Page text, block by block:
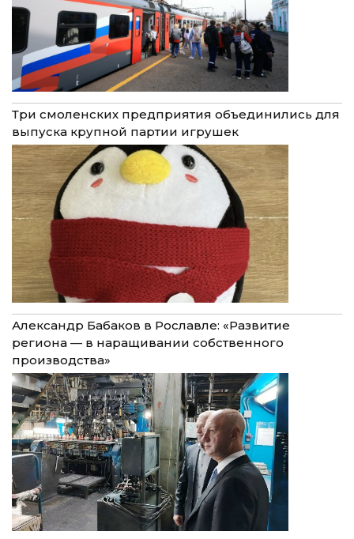
Три смоленских предприятия объединились для
выпуска крупной партии игрушек
Александр Бабаков в Рославле: «Развитие
региона — в наращивании собственного
производства»